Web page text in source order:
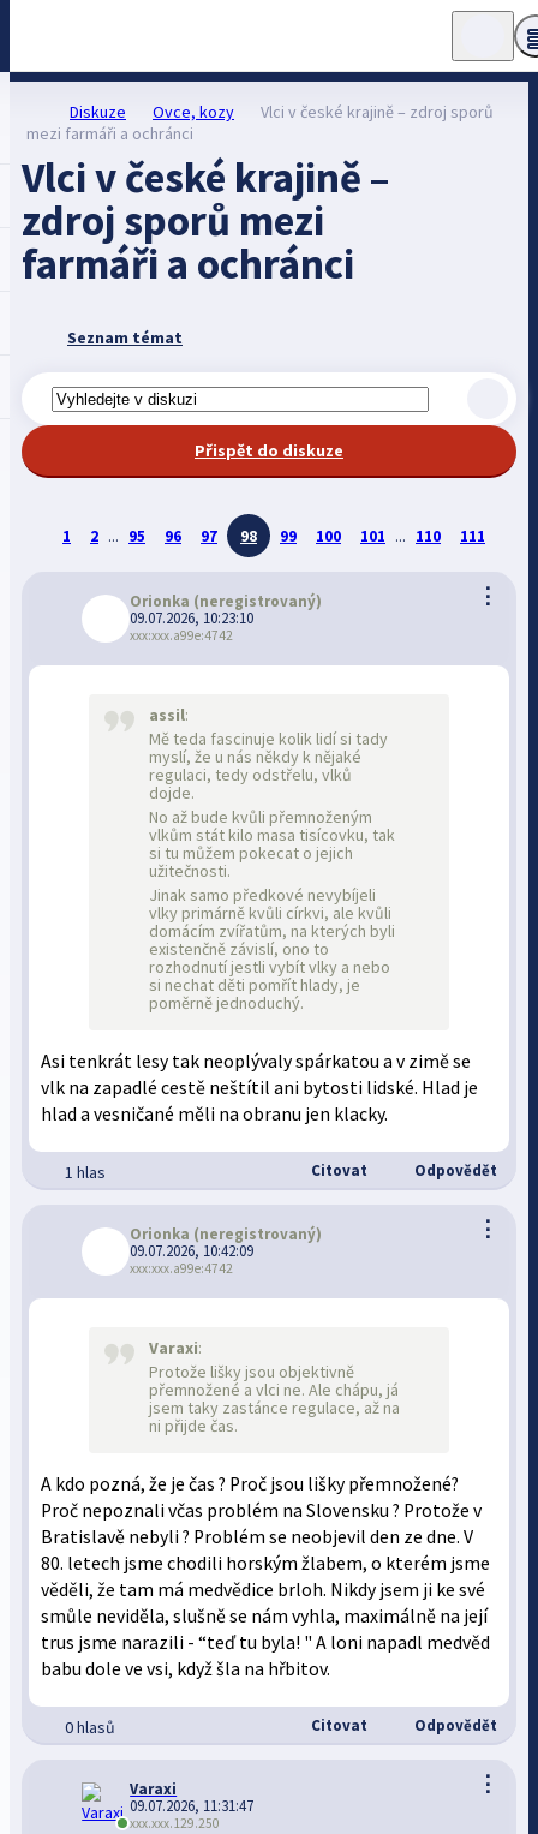
Diskuze Ovce, kozy
Vlci v české krajině – zdroj sporů
mezi farmáři a ochránci
Vlci v české krajině –
zdroj sporů mezi
farmáři a ochránci
Seznam témat
Přispět do diskuze
1 2 ... 95 96 97 98 99 100 101 ... 110 111
⋮
Orionka (neregistrovaný)
09.07.2026, 10:23:10
xxx:xxx.a99e:4742
assil:
Mě teda fascinuje kolik lidí si tady
myslí, že u nás někdy k nějaké
regulaci, tedy odstřelu, vlků
dojde.
No až bude kvůli přemnoženým
vlkům stát kilo masa tisícovku, tak
si tu můžem pokecat o jejich
užitečnosti.
Jinak samo předkové nevybíjeli
vlky primárně kvůli církvi, ale kvůli
domácím zvířatům, na kterých byli
existenčně závislí, ono to
rozhodnutí jestli vybít vlky a nebo
si nechat děti pomřít hlady, je
poměrně jednoduchý.
Asi tenkrát lesy tak neoplývaly spárkatou a v zimě se
vlk na zapadlé cestě neštítil ani bytosti lidské. Hlad je
hlad a vesničané měli na obranu jen klacky.
1 hlas Citovat Odpovědět
⋮
Orionka (neregistrovaný)
09.07.2026, 10:42:09
xxx:xxx.a99e:4742
Varaxi:
Protože lišky jsou objektivně
přemnožené a vlci ne. Ale chápu, já
jsem taky zastánce regulace, až na
ni přijde čas.
A kdo pozná, že je čas ? Proč jsou lišky přemnožené?
Proč nepoznali včas problém na Slovensku ? Protože v
Bratislavě nebyli ? Problém se neobjevil den ze dne. V
80. letech jsme chodili horským žlabem, o kterém jsme
věděli, že tam má medvědice brloh. Nikdy jsem ji ke své
smůle neviděla, slušně se nám vyhla, maximálně na její
trus jsme narazili - “teď tu byla! " A loni napadl medvěd
babu dole ve vsi, když šla na hřbitov.
0 hlasů Citovat Odpovědět
⋮
Varaxi
09.07.2026, 11:31:47
xxx.xxx.129.250